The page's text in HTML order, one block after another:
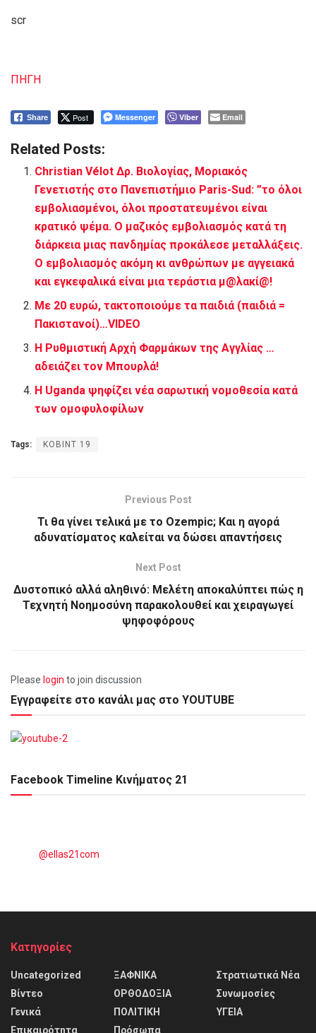
scr
ΠΗΓΗ
Share Post Messenger Viber Email
Related Posts:
Christian Vélot Δρ. Βιολογίας, Μοριακός
Γενετιστής στο Πανεπιστήμιο Paris-Sud: ”το όλοι
εμβολιασμένοι, όλοι προστατευμένοι είναι
κρατικό ψέμα. Ο μαζικός εμβολιασμός κατά τη
διάρκεια μιας πανδημίας προκάλεσε μεταλλάξεις.
Ο εμβολιασμός ακόμη κι ανθρώπων με αγγειακά
και εγκεφαλικά είναι μια τεράστια μ@λακί@!
Με 20 ευρώ, τακτοποιούμε τα παιδιά (παιδιά =
Πακιστανοί)…VIDEO
H Ρυθμιστική Αρχή Φαρμάκων της Αγγλίας …
αδειάζει τον Μπουρλά!
Η Uganda ​​ψηφίζει νέα σαρωτική νομοθεσία κατά
των ομοφυλοφίλων
Tags: ΚΟΒΙΝΤ 19
Previous Post
Τι θα γίνει τελικά με το Ozempic; Και η αγορά
αδυνατίσματος καλείται να δώσει απαντήσεις
Next Post
Δυστοπικό αλλά αληθινό: Μελέτη αποκαλύπτει πώς η
Τεχνητή Νοημοσύνη παρακολουθεί και χειραγωγεί
ψηφοφόρους
Please login to join discussion
Εγγραφείτε στο κανάλι μας στο YOUTUBE
Facebook Timeline Κινήματος 21
@ellas21com
Kατηγορίες
Uncategorized
Βίντεο
Γενικά
Επικαιρότητα
ΞΑΦΝΙΚΑ
ΟΡΘΟΔΟΞΙΑ
ΠΟΛΙΤΙΚΗ
Πρόσωπα
Στρατιωτικά Νέα
Συνωμοσίες
ΥΓΕΙΑ